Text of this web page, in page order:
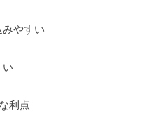
みやすい
い
利点